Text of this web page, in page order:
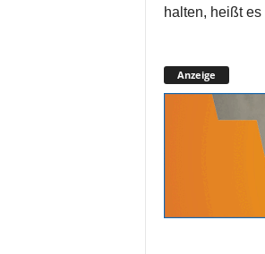
halten, heißt
Anzeige